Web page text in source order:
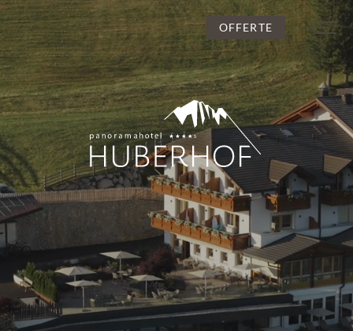
DE IT EN
L’Huberhof
Camere e prezzi
OFFERTE